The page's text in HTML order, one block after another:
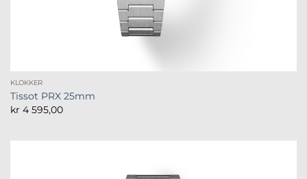
KLOKKER
Tissot PRX 25mm
kr 4 595,00